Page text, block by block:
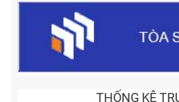
THỐNG KÊ